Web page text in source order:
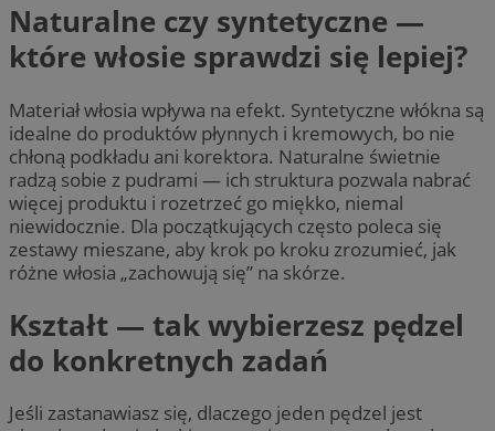
Naturalne czy syntetyczne —
które włosie sprawdzi się lepiej?
Materiał włosia wpływa na efekt. Syntetyczne włókna są
idealne do produktów płynnych i kremowych, bo nie
chłoną podkładu ani korektora. Naturalne świetnie
radzą sobie z pudrami — ich struktura pozwala nabrać
więcej produktu i rozetrzeć go miękko, niemal
niewidocznie. Dla początkujących często poleca się
zestawy mieszane, aby krok po kroku zrozumieć, jak
różne włosia „zachowują się” na skórze.
Kształt — tak wybierzesz pędzel
do konkretnych zadań
Jeśli zastanawiasz się, dlaczego jeden pędzel jest